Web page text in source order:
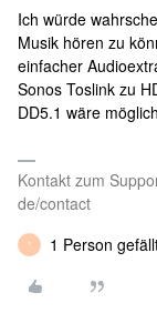
Ich würde
Musik hören zu
einfacher
Sonos Toslink zu
DD5.1 wäre
Kontakt zum
de/contact
* 1 Person